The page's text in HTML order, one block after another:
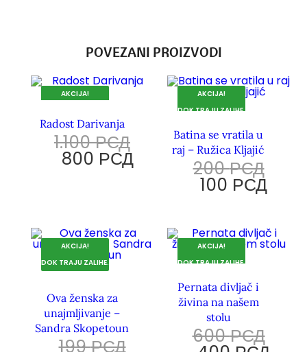
POVEZANI PROIZVODI
AKCIJA!
Radost Darivanja
1.100РСД
800 РСД
AKCIJA!
DOK TRAJU ZALIHE.
Batina se vratila u
raj – Ružica Kljajić
200РСД
100 РСД
AKCIJA!
DOK TRAJU ZALIHE.
Ova ženska za
unajmljivanje –
Sandra Skopetoun
199РСД
AKCIJA!
DOK TRAJU ZALIHE.
Pernata divljač i
živina na našem
stolu
600РСД